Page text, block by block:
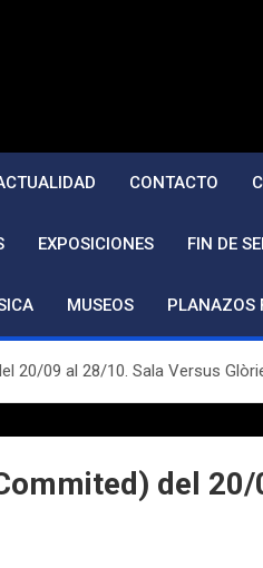
CONTACTO
EXPOSICIONES FIN DE
MUSEOS PLANAZOS
20/09 al 28/10. Sala Versus
del